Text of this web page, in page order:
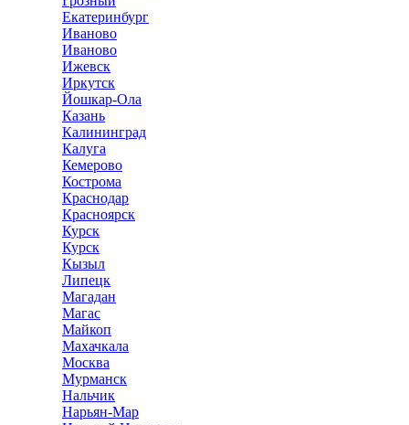
Екатеринбург
Иваново
Иваново
Ижевск
Иркутск
Йошкар-Ола
Казань
Калининград
Калуга
Кемерово
Кострома
Краснодар
Красноярск
Курск
Курск
Кызыл
Липецк
Магадан
Магас
Майкоп
Махачкала
Москва
Мурманск
Нальчик
Нарьян-Мар